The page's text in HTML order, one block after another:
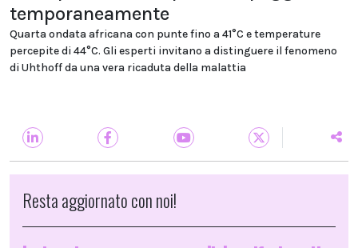
temporaneamente
Quarta ondata africana con punte fino a 41°C e temperature
percepite di 44°C. Gli esperti invitano a distinguere il fenomeno
di Uhthoff da una vera ricaduta della malattia
Resta aggiornato con noi!